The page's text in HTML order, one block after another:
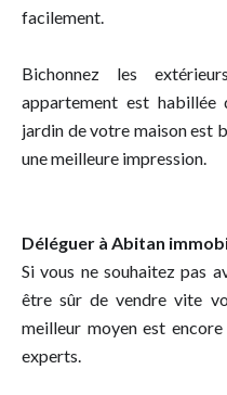
facilement.
Bichonnez les
appartement est habillée
jardin de votre maison est
une meilleure impression.
Déléguer à Abitan
Si vous ne souhaitez pas
être sûr de vendre vite
meilleur moyen est
experts.